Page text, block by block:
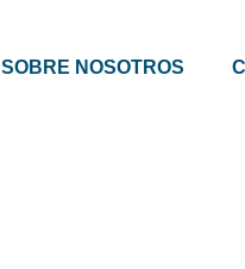
SOBRE NOSOTROS